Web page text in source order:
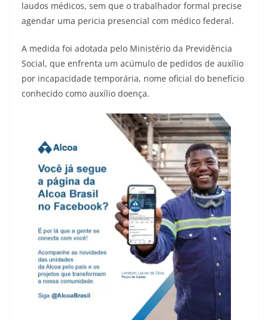
laudos médicos, sem que o trabalhador formal precise
agendar uma pericia presencial com médico federal.
A medida foi adotada pelo Ministério da Previdência
Social, que enfrenta um acúmulo de pedidos de auxílio
por incapacidade temporária, nome oficial do benefício
conhecido como auxílio doença.